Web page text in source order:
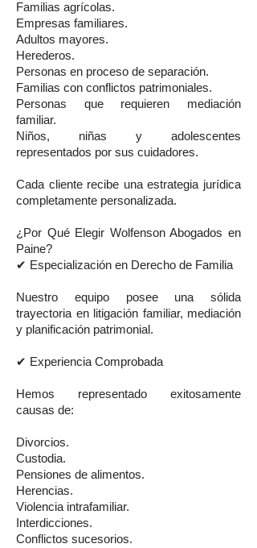
Familias agrícolas.
Empresas familiares.
Adultos mayores.
Herederos.
Personas en proceso de separación.
Familias con conflictos patrimoniales.
Personas que requieren mediación
familiar.
Niños, niñas y adolescentes
representados por sus cuidadores.
Cada cliente recibe una estrategia jurídica
completamente personalizada.
¿Por Qué Elegir Wolfenson Abogados en
Paine?
✔ Especialización en Derecho de Familia
Nuestro equipo posee una sólida
trayectoria en litigación familiar, mediación
y planificación patrimonial.
✔ Experiencia Comprobada
Hemos representado exitosamente
causas de:
Divorcios.
Custodia.
Pensiones de alimentos.
Herencias.
Violencia intrafamiliar.
Interdicciones.
Conflictos sucesorios.